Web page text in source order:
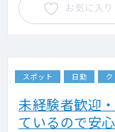
お気に入り
スポット 日勤
未経験者歓迎
ているので安